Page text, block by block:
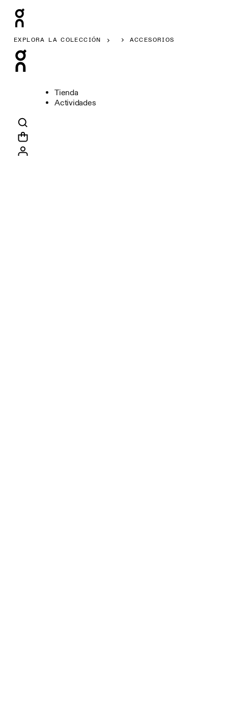
EXPLORA LA COLECCIÓN ACCESORIOS
Tienda
Actividades